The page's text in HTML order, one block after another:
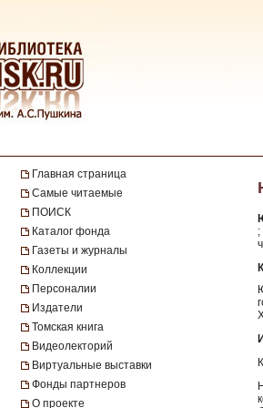
Главная страница
Самые читаемые
ПОИСК
Каталог фонда
Газеты и журналы
Коллекции
Персоналии
Издатели
Томская книга
Видеолекторий
Виртуальные выставки
Фонды партнеров
О проекте